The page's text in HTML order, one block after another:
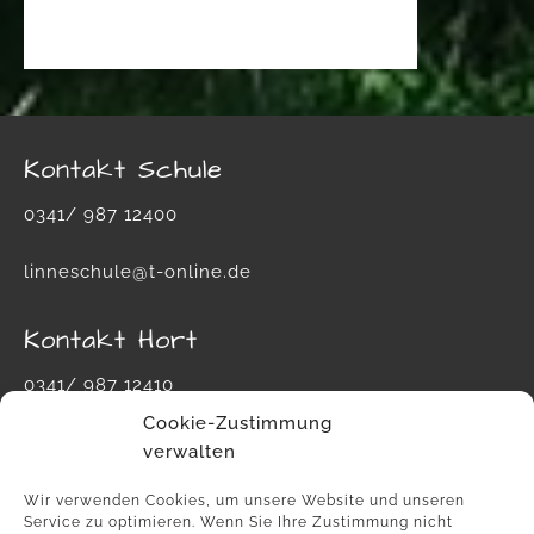
Cookie-Zustimmung
verwalten
Wir verwenden Cookies, um unsere Website und unseren
Service zu optimieren. Wenn Sie Ihre Zustimmung nicht
Kontakt Schule
0341/ 987 12400
linneschule@t-online.de
Kontakt Hort
0341/ 987 12410
hort-carl-von-linne-schule@leipzig.de